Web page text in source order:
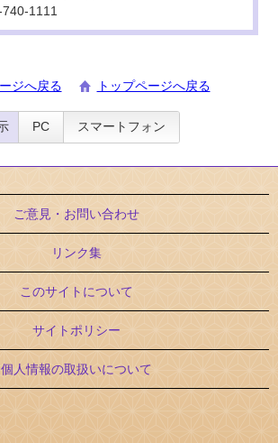
1111
ジへ戻る トップページへ戻る
PC スマートフォン
ご意見・お問い合わせ
リンク集
このサイトについて
サイトポリシー
個人情報の取扱いについて